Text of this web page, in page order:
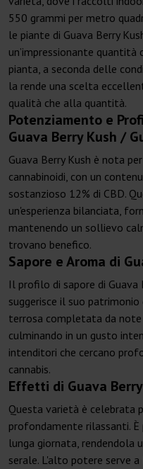
550 grammi per metro
le piante di Guava Berry
un’impressionante
pianta, a seconda delle
la rende una scelta
qualità che alla quantità.
Potenziamento e
Guava Berry Kush /
Guava Berry Kush è nota
cannabinoidi, con un
sostanzioso 12% di CBD.
un'esperienza bilanciata,
mantenendo un sollievo
trovano benefico.
Sapore e Aroma di
Il profilo di sapore di Guava
suggerisce il suo
terrosa completata da
culminando in un gusto
intenditori che cercano
cannabis.
Effetti di Guava
Questa varietà è
profondamente rilassanti.
lunga giornata, rendendola
serale. L'alto potere serve